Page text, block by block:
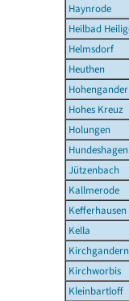
Haynrode
Heilbad
Helmsdorf
Heuthen
Hohes Kreuz
Holungen
Hundeshagen
Jützenbach
Kallmerode
Kefferhausen
Kella
Kirchgandern
Kirchworbis
Kleinbartloff